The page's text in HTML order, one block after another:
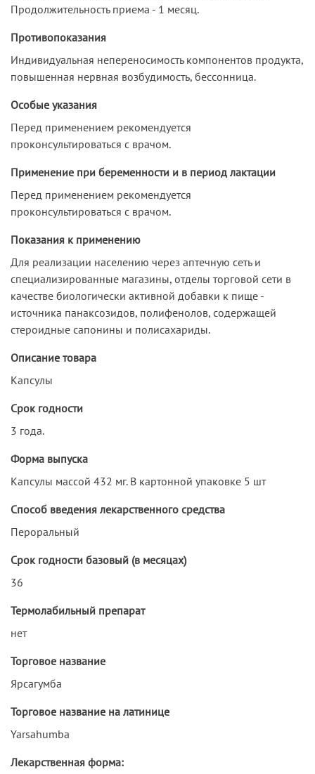
Продолжительность приема - 1 месяц.
Противопоказания
Индивидуальная непереносимость компонентов продукта,
повышенная нервная возбудимость, бессонница.
Особые указания
Перед применением рекомендуется
проконсультироваться с врачом.
Применение при беременности и в период лактации
Перед применением рекомендуется
проконсультироваться с врачом.
Показания к применению
Для реализации населению через аптечную сеть и
специализированные магазины, отделы торговой сети в
качестве биологически активной добавки к пище -
источника панаксозидов, полифенолов, содержащей
стероидные сапонины и полисахариды.
Описание товара
Капсулы
Срок годности
3 года.
Форма выпуска
Капсулы массой 432 мг. В картонной упаковке 5 шт
Способ введения лекарственного средства
Пероральный
Срок годности базовый (в месяцах)
36
Термолабильный препарат
нет
Торговое название
Ярсагумба
Торговое название на латинице
Yarsahumba
Лекарственная форма: